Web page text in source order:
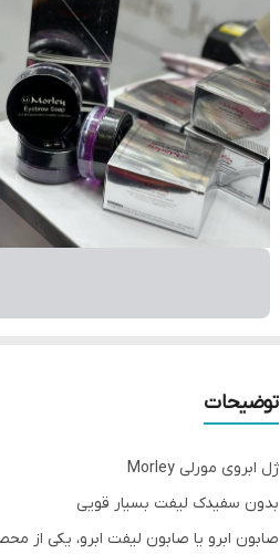
توضیحات
ژل ابروی مورلی Morley
بدون سفیدک لیفت بسیار قویی
صابون ابرو یا صابون لیفت ابرو، یکی از